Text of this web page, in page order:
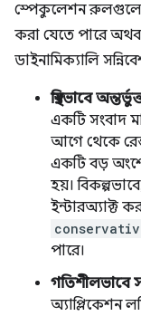
স্পেকুলেশন রুলগুলো
করা যেতে পারে
ডাইনামিক্যালি
স্থিরভাবে
একটি সংবাদ
আগে থেকে
একটি বড়
হয়।
ইন্টারঅ্যাক্ট
পারে।
গতিশীলভাবে
অ্যাপ্লিকেশন